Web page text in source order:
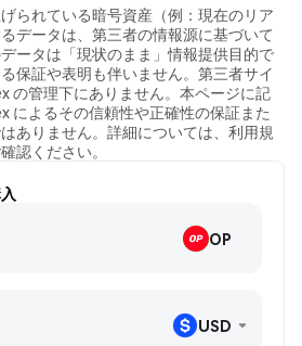
られている暗号資産（例：現在のリア
データは、第三者の情報源に基づいて
ータは「現状のまま」情報提供目的で
保証や表明も伴いません。第三者サイ
の管理下にありません。本ページに記
によるその信頼性や正確性の保証また
ありません。詳細については、利用規
認ください。
OP
USD